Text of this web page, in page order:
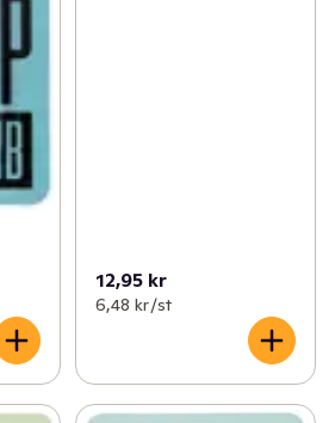
12,95 kr
6,48 kr /st